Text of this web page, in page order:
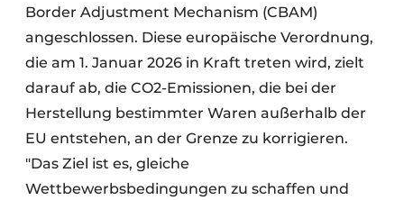
Border Adjustment Mechanism (CBAM)
angeschlossen. Diese europäische Verordnung,
die am 1. Januar 2026 in Kraft treten wird, zielt
darauf ab, die CO2-Emissionen, die bei der
Herstellung bestimmter Waren außerhalb der
EU entstehen, an der Grenze zu korrigieren.
"Das Ziel ist es, gleiche
Wettbewerbsbedingungen zu schaffen und